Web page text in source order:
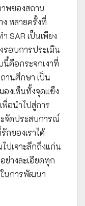
พของสถาน
หลายครั้งที่
SAR เป็นเพียง
รอบการประเมิน
คือกระจกเงาที่
านศึกษา เป็น
องเห็นทั้งจุดแข็ง
อนำไปสู่การ
จัดประสบการณ์
กของเราได้
ปเจาะลึกถึงแก่น
ย่างละเอียดทุก
ในการพัฒนา